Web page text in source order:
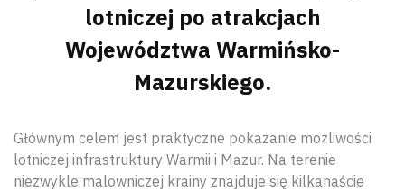
lotniczej po atrakcjach
Województwa Warmińsko-
Mazurskiego.
Głównym celem jest praktyczne pokazanie możliwości
lotniczej infrastruktury Warmii i Mazur. Na terenie
niezwykle malowniczej krainy znajduje się kilkanaście